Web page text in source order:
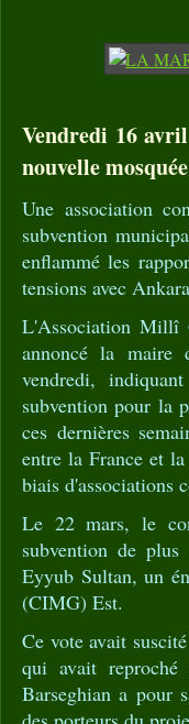
Vendredi 16
nouvelle
Une association
subvention
enflammé les
tensions avec
L'Association Millî
annoncé la maire
vendredi,
subvention pour la
ces dernières
entre la France et
biais d'associations
Le 22 mars, le
subvention de
Eyyub Sultan, un
(CIMG) Est.
Ce vote avait
qui avait reproché
Barseghian a pour